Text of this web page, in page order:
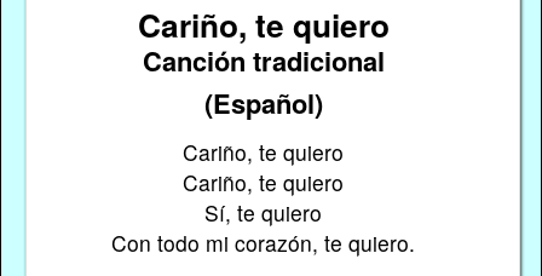
Cariño, te quiero
Canción tradicional
(Español)
Cariño, te quiero
Cariño, te quiero
Sí, te quiero
Con todo mi corazón, te quiero.